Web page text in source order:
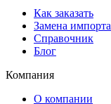
Как заказать
Замена импорта
Справочник
Блог
Компания
О компании